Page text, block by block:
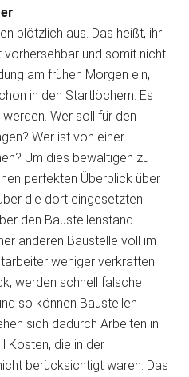
plötzlich aus. Das heißt, ihr
vorhersehbar und somit nicht
am frühen Morgen ein,
in den Startlöchern. Es
Wer soll für den
Wer ist von einer
Um dies bewältigen zu
perfekten Überblick über
die dort eingesetzten
den Baustellenstand.
anderen Baustelle voll im
weniger verkraften.
werden schnell falsche
so können Baustellen
sich dadurch Arbeiten in
Kosten, die in der
berücksichtigt waren. Das